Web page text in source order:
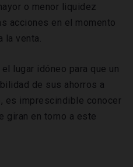
o menor liquidez
acciones en el momento
la venta.
lugar idóneo para que un
de sus ahorros a
es imprescindible conocer
giran en torno a este